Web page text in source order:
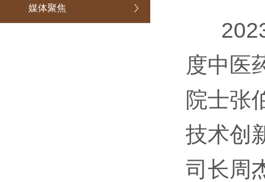
媒体聚焦
2023
度中医
院士张
技术创
司长周